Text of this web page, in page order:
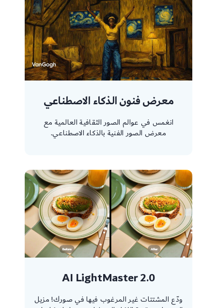
معرض فنون الذكاء الاصطناعي
انغمس في عوالم الصور الثقافية العالمية مع
معرض الصور الفنية بالذكاء الاصطناعي.
AI LightMaster 2.0
ودّع المشتتات غير المرغوب فيها في صورك! مزيل